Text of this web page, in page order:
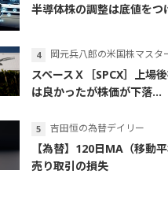
半導体株の調整は底値をつ
岡元兵八郎の米国株マスタ
スペースＸ［SPCX］上場
は良かったが株価が下落...
吉田恒の為替デイリー
【為替】120日MA（移動
売り取引の損失